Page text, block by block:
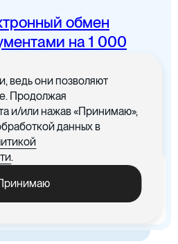
обмен
на 1 000
месте с
-30%
издержки, связанные с печатью
ведь они позволяют
Продолжая
и/или нажав «Принимаю»,
данных в
.